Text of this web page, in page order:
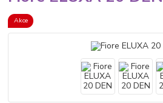
Akce